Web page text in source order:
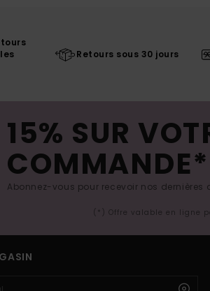
Retours sous 30 jours
15% SUR
COMMANDE*
Abonnez-vous pour recevoir nos dernières
(*) Offre valable en ligne